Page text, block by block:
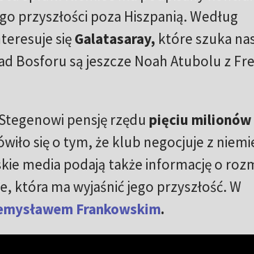
przyszłości poza Hiszpanią. Według
sięGalatasaray, które szuka
Bosforu są jeszcze Noah Atubolu z
pensję rzędu pięciu milionów
się o tym, że klub negocjuje z
media podają także informację o
która ma wyjaśnić jego przyszłość. W
Frankowskim.